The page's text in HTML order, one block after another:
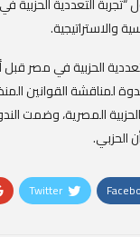
والاستراتيجية.
الحزبية في مصر قبل
الندوة لمناقشة القوانين
المصرية، وضمت
الحزبي.
Twitter